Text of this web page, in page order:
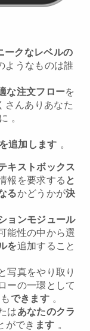
ークなレベルの
ようなものは誰
な注文フローを
さんあり あなた
。
追加します 。
キストボックス
報を要求する と
るかどうかが決
ョンモジュール
能性の中から選
を追加すること
写真をやり取り
ーの一環として
できます 。
はあなたのクラ
ができ ます 。